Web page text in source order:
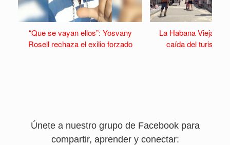
“Que se vayan ellos”: Yosvany
Rosell rechaza el exilio forzado
La Habana Vieja se
caída del turismo
Únete a nuestro grupo de Facebook para
compartir, aprender y conectar: